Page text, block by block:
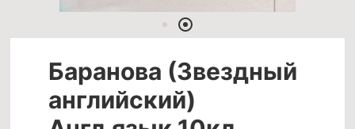
Баранова (Звездный
английский)